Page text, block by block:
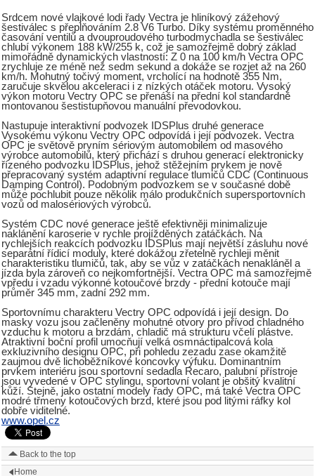
Srdcem nové vlajkové lodi řady Vectra je hliníkový zážehový
šestiválec s přeplňováním 2.8 V6 Turbo. Díky systému proměnného
časování ventilů a dvouproudového turbodmychadla se šestiválec
chlubí výkonem 188 kW/255 k, což je samozřejmě dobrý základ
mimořádně dynamických vlastností: Z 0 na 100 km/h Vectra OPC
zrychluje ze méně než sedm sekund a dokáže se rozjet až na 260
km/h. Mohutný točivý moment, vrcholící na hodnotě 355 Nm,
zaručuje skvělou akceleraci i z nízkých otáček motoru. Vysoký
výkon motoru Vectry OPC se přenáší na přední kol standardně
montovanou šestistupňovou manuální převodovkou.
Nastupuje interaktivní podvozek IDSPlus druhé generace
Vysokému výkonu Vectry OPC odpovídá i její podvozek. Vectra
OPC je světově prvním sériovým automobilem od masového
výrobce automobilů, který přichází s druhou generací elektronicky
řízeného podvozku IDSPlus, jehož stěžejním prvkem je nově
přepracovaný systém adaptivní regulace tlumičů CDC (Continuous
Damping Control). Podobným podvozkem se v současné době
může pochlubit pouze několik málo produkčních supersportovních
vozů od malosériových výrobců.
Systém CDC nové generace ještě efektivněji minimalizuje
naklánění karoserie v rychle projížděných zatáčkách. Na
rychlejších reakcích podvozku IDSPlus mají největší zásluhu nové
separátní řídicí moduly, které dokážou zřetelně rychleji měnit
charakteristiku tlumičů, tak, aby se vůz v zatáčkách nenakláněl a
jízda byla zároveň co nejkomfortnější. Vectra OPC má samozřejmě
vpředu i vzadu výkonné kotoučové brzdy - přední kotouče mají
průměr 345 mm, zadní 292 mm.
Sportovnímu charakteru Vectry OPC odpovídá i její design. Do
masky vozu jsou začleněny mohutné otvory pro přívod chladného
vzduchu k motoru a brzdám, chladič má strukturu včelí plástve.
Atraktivní boční profil umocňují velká osmnáctipalcová kola
exkluzivního designu OPC, při pohledu zezadu zase okamžitě
zaujmou dvě lichoběžníkové koncovky výfuku. Dominantním
prvkem interiéru jsou sportovní sedadla Recaro, palubní přístroje
jsou vyvedené v OPC stylingu, sportovní volant je obšitý kvalitní
kůží. Stejně, jako ostatní modely řady OPC, má také Vectra OPC
modré třmeny kotoučových brzd, které jsou pod litými ráfky kol
dobře viditelné.
www.opel.cz
Back to the top
Home